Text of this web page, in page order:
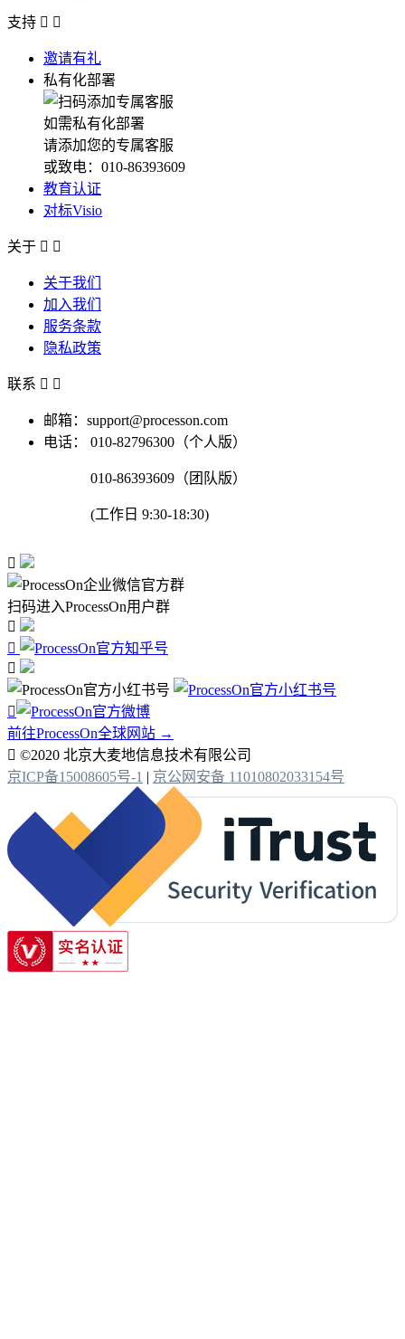
支持  
邀请有礼
私有化部署
如需私有化部署
请添加您的专属客服
或致电：010-86393609
教育认证
对标Visio
关于  
关于我们
加入我们
服务条款
隐私政策
联系  
邮箱：support@processon.com
电话：
010-82796300（个人版）
010-86393609（团队版）
(工作日 9:30-18:30)

扫码进入ProcessOn用户群




前往ProcessOn全球网站 →
 ©2020 北京大麦地信息技术有限公司
京ICP备15008605号-1 | 京公网安备 11010802033154号